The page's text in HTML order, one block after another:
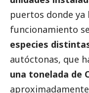
puertos donde ya
funcionamiento
especies
autóctonas, que
una tonelada de
aproximadamente